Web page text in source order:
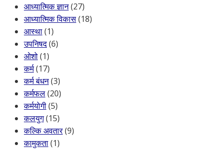
आध्यात्मिक ज्ञान(27)
आध्यात्मिक विकास(18)
आस्था(1)
उपनिषद(6)
ओशो(1)
कर्म(17)
कर्म बंधन(3)
कर्मफल(20)
कर्मयोगी(5)
कलयुग(15)
कल्कि अवतार(9)
कामुकता(1)